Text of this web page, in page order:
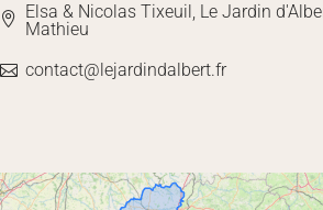
Elsa & Nicolas Tixeuil, Le Jardin
Mathieu
contact@lejardindalbert.fr